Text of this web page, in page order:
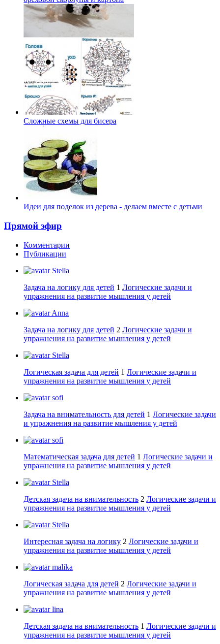
Сложные схемы для бисера
Идеи для поделок из дерева - делаем вместе с детьми
Прямой эфир
Комментарии
Публикации
Stella
Задача на логику для детей 1 Логические задачи и
упражнения на развитие мышления у детей
Anna
Задача на логику для детей 2 Логические задачи и
упражнения на развитие мышления у детей
Stella
Логическая задача для детей 1 Логические задачи и
упражнения на развитие мышления у детей
sofi
Задача на внимательность для детей 1 Логические задачи
и упражнения на развитие мышления у детей
sofi
Математическая задача для детей 1 Логические задачи и
упражнения на развитие мышления у детей
Stella
Детская задача на внимательность 2 Логические задачи и
упражнения на развитие мышления у детей
Stella
Интересная задача на логику 2 Логические задачи и
упражнения на развитие мышления у детей
malika
Логическая задача для детей 2 Логические задачи и
упражнения на развитие мышления у детей
lina
Детская задача на внимательность 1 Логические задачи и
упражнения на развитие мышления у детей